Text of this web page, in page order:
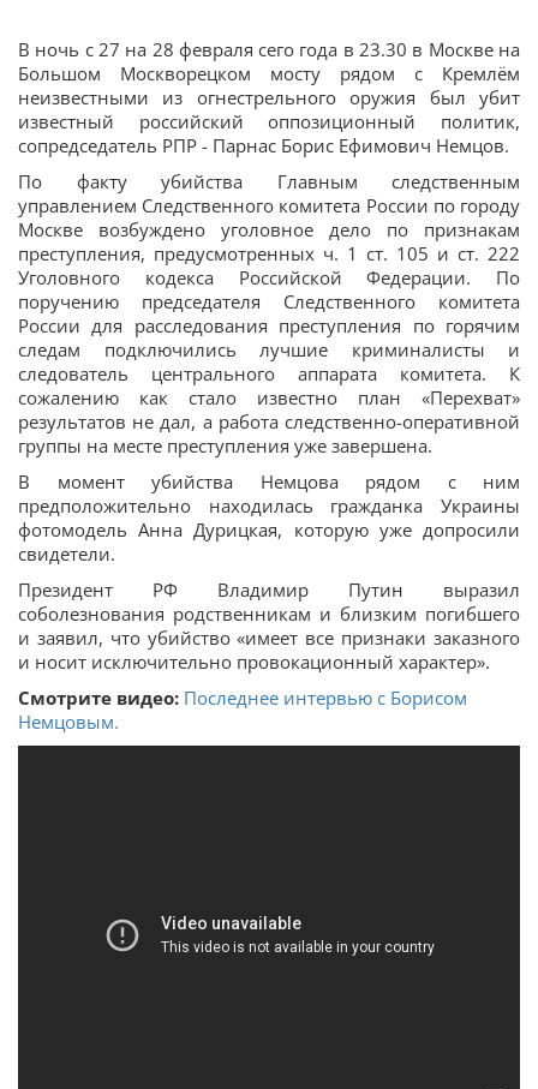
В ночь с 27 на 28 февраля сего года в 23.30 в Москве на
Большом Москворецком мосту рядом с Кремлём
неизвестными из огнестрельного оружия был убит
известный российский оппозиционный политик,
сопредседатель РПР - Парнас Борис Ефимович Немцов.
По факту убийства Главным следственным
управлением Следственного комитета России по городу
Москве возбуждено уголовное дело по признакам
преступления, предусмотренных ч. 1 ст. 105 и ст. 222
Уголовного кодекса Российской Федерации. По
поручению председателя Следственного комитета
России для расследования преступления по горячим
следам подключились лучшие криминалисты и
следователь центрального аппарата комитета. К
сожалению как стало известно план «Перехват»
результатов не дал, а работа следственно-оперативной
группы на месте преступления уже завершена.
В момент убийства Немцова рядом с ним
предположительно находилась гражданка Украины
фотомодель Анна Дурицкая, которую уже допросили
свидетели.
Президент РФ Владимир Путин выразил
соболезнования родственникам и близким погибшего
и заявил, что убийство «имеет все признаки заказного
и носит исключительно провокационный характер».
Смотрите видео: Последнее интервью с Борисом
Немцовым.